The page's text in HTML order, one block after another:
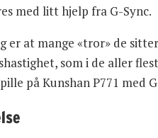
med litt hjelp fra G-Sync.
er at mange «tror» de
som i de aller
på Kunshan P771 med